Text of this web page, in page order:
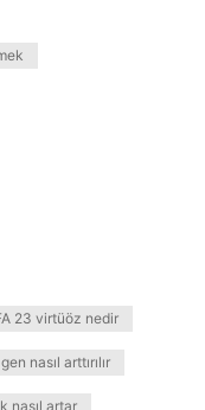
23 virtüöz nedir
nasıl arttırılır
nasıl artar